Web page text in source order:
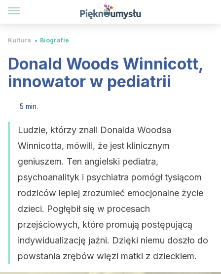
Kultura Biografie
Donald Woods Winnicott,
innowator w pediatrii
5 min.
Ludzie, którzy znali Donalda Woodsa
Winnicotta, mówili, że jest klinicznym
geniuszem. Ten angielski pediatra,
psychoanalityk i psychiatra pomógł tysiącom
rodziców lepiej zrozumieć emocjonalne życie
dzieci. Pogłębił się w procesach
przejściowych, które promują postępującą
indywidualizację jaźni. Dzięki niemu doszło do
powstania zrębów więzi matki z dzieckiem.